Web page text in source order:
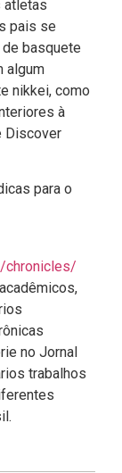
atletas
pais se
basquete
algum
nikkei, como
à
Discover
para o
chronicles/
no Jornal
trabalhos